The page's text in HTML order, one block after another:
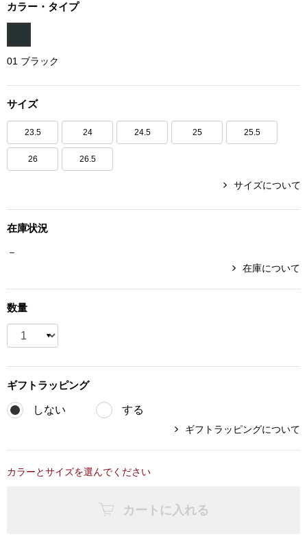
ランド
タログ
すべて見る
アンダーウェア
ハンドバッグ
カラー・タイプ
01 ブラック
サイズ
23.5 24 24.5 25 25.5
26 26.5
サイズについて
在庫状況
－
在庫について
数量
ギフト ラッピング
しない する
ギフトラッピングについて
カラーとサイズを選んでください
カートに入れる